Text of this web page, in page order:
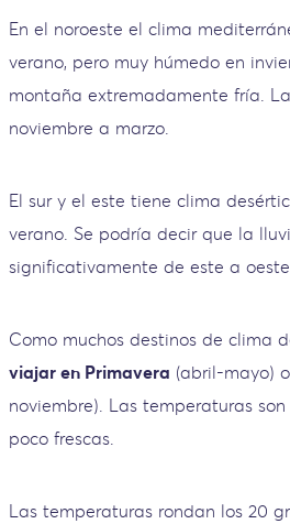
En el noroeste el clima
verano, pero muy húmedo en
montaña extremadamente fría.
noviembre a marzo.
El sur y el este tiene clima
verano. Se podría decir que la
significativamente de este a
Como muchos destinos de clima
viajar en Primavera (abril-mayo)
noviembre). Las temperaturas
poco frescas.
Las temperaturas rondan los 20